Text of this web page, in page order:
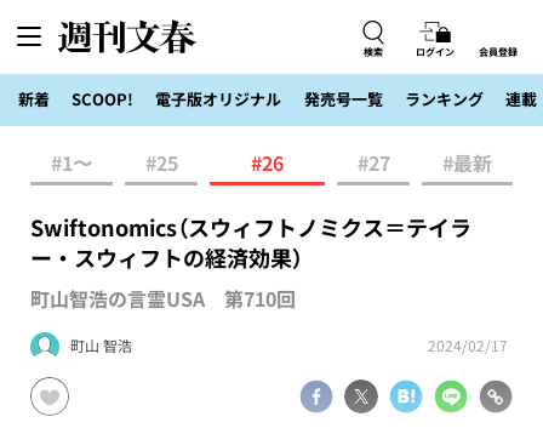
検索 ログイン 会員登録
新着 SCOOP! 電子版オリジナル 発売号一覧 ランキング 連載
#1〜 #25 #26 #27 #最新
Swiftonomics（スウィフトノミクス＝テイラ
ー・スウィフトの経済効果）
町山智浩の言霊USA 第710回
町山 智浩 2024/02/17